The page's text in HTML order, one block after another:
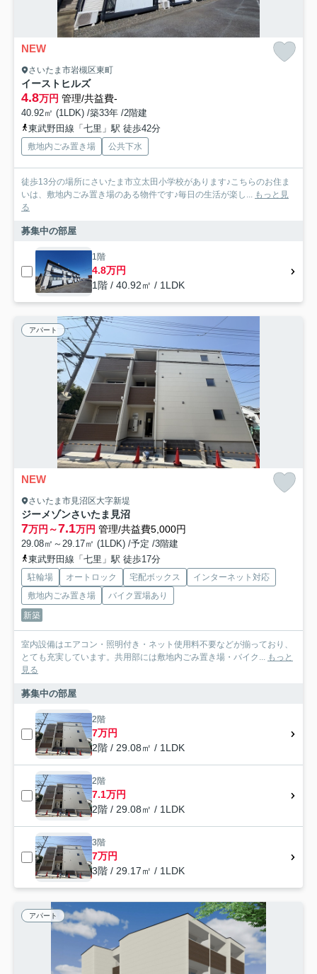
NEW
さいたま市岩槻区東町
イーストヒルズ
4.8万円 管理/共益費-
40.92㎡ (1LDK) /築33年 /2階建
東武野田線「七里」駅 徒歩42分
敷地内ごみ置き場 公共下水
徒歩13分の場所にさいたま市立太田小学校があります♪こちらのお住ま
いは、敷地内ごみ置き場のある物件です♪毎日の生活が楽し... もっと見
る
募集中の部屋
1階
4.8万円
1階 / 40.92㎡ / 1LDK
アパート
NEW
さいたま市見沼区大字新堤
ジーメゾンさいたま見沼
7万円～7.1万円 管理/共益費5,000円
29.08㎡～29.17㎡ (1LDK) /予定 /3階建
東武野田線「七里」駅 徒歩17分
駐輪場 オートロック 宅配ボックス
インターネット対応
敷地内ごみ置き場
バイク置場あり
新築
室内設備はエアコン・照明付き・ネット使用料不要などが揃っており、
とても充実しています。共用部には敷地内ごみ置き場・バイク... もっと
見る
募集中の部屋
2階
7万円
2階 / 29.08㎡ / 1LDK
2階
7.1万円
2階 / 29.08㎡ / 1LDK
3階
7万円
3階 / 29.17㎡ / 1LDK
アパート